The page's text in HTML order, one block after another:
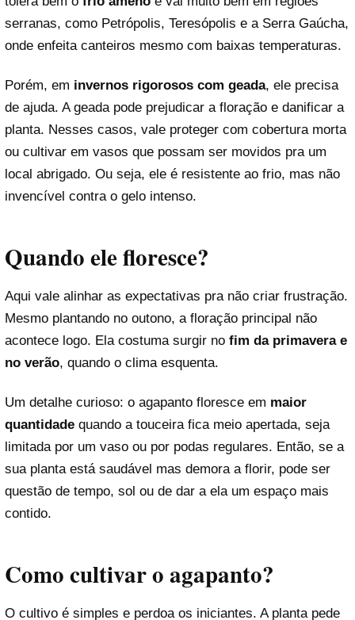
serranas, como Petrópolis, Teresópolis e a Serra Gaúcha,
onde enfeita canteiros mesmo com baixas temperaturas.
Porém, em invernos rigorosos com geada, ele precisa
de ajuda. A geada pode prejudicar a floração e danificar a
planta. Nesses casos, vale proteger com cobertura morta
ou cultivar em vasos que possam ser movidos pra um
local abrigado. Ou seja, ele é resistente ao frio, mas não
invencível contra o gelo intenso.
Quando ele floresce?
Aqui vale alinhar as expectativas pra não criar frustração.
Mesmo plantando no outono, a floração principal não
acontece logo. Ela costuma surgir no fim da primavera e
no verão, quando o clima esquenta.
Um detalhe curioso: o agapanto floresce em maior
quantidade quando a touceira fica meio apertada, seja
limitada por um vaso ou por podas regulares. Então, se a
sua planta está saudável mas demora a florir, pode ser
questão de tempo, sol ou de dar a ela um espaço mais
contido.
Como cultivar o agapanto?
O cultivo é simples e perdoa os iniciantes. A planta pede